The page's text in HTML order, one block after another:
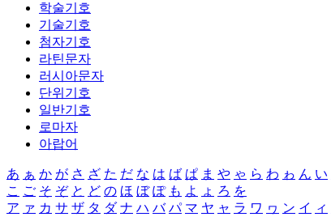
학술기호
기술기호
첨자기호
라틴문자
러시아문자
단위기호
일반기호
로마자
아랍어
あ ぁ か が さ ざ た だ な は ば ぱ ま や ゃ ら わ ゎ ん い
こ ご そ ぞ と ど の ほ ぼ ぽ も よ ょ ろ を
ア ァ カ サ ザ タ ダ ナ ハ バ パ マ ヤ ャ ラ ワ ヮ ン イ ィ